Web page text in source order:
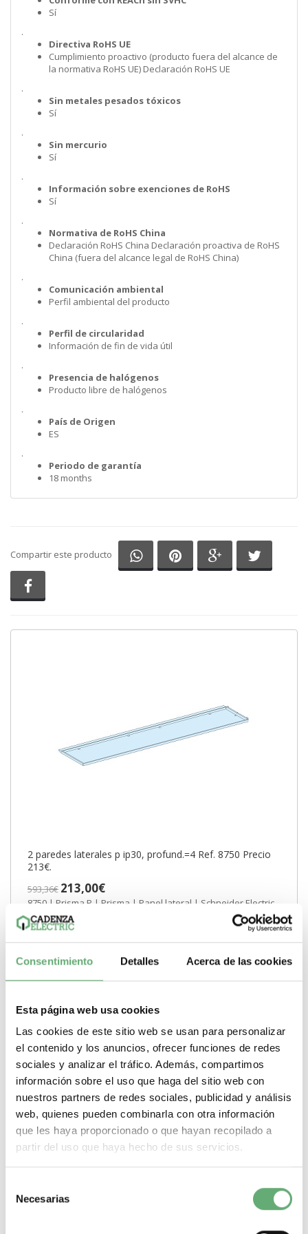
Consentimiento Detalles Acerca de las cookies
Esta página web usa cookies
Las cookies de este sitio web se usan para personalizar
el contenido y los anuncios, ofrecer funciones de redes
sociales y analizar el tráfico. Además, compartimos
información sobre el uso que haga del sitio web con
nuestros partners de redes sociales, publicidad y análisis
web, quienes pueden combinarla con otra información
que les haya proporcionado o que hayan recopilado a
partir del uso que haya hecho de sus servicios.
Necesarias
Sí
.
Directiva RoHS UE
Cumplimiento proactivo (producto fuera del alcance de
la normativa RoHS UE) Declaración RoHS UE
.
Sin metales pesados tóxicos
Sí
.
Sin mercurio
Sí
.
Información sobre exenciones de RoHS
Sí
.
Normativa de RoHS China
Declaración RoHS China Declaración proactiva de RoHS
China (fuera del alcance legal de RoHS China)
.
Comunicación ambiental
Perfil ambiental del producto
.
Perfil de circularidad
Información de fin de vida útil
.
Presencia de halógenos
Producto libre de halógenos
.
País de Origen
ES
.
Periodo de garantía
18 months
Compartir este producto Compartir en Whatsapp
Compartir en Pinterest
Compartir en
2 paredes laterales p ip30, profund.=4 Ref. 8750 Precio
213€.
593,36€ 213,00€
8750 | Prisma P | Prisma | Panel lateral | Schneider Electric
Comprar 2 paredes laterales p ip30,...
Gama Prisma Panel lateral